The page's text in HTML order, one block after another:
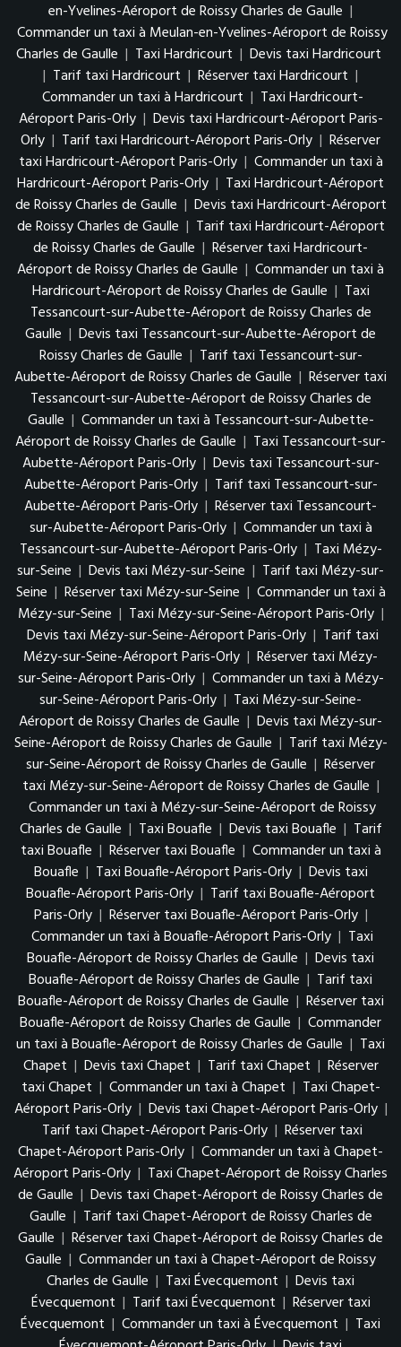
en-Yvelines-Aéroport de Roissy Charles de Gaulle |
Commander un taxi à Meulan-en-Yvelines-Aéroport de Roissy
Charles de Gaulle | Taxi Hardricourt | Devis taxi Hardricourt
| Tarif taxi Hardricourt | Réserver taxi Hardricourt |
Commander un taxi à Hardricourt | Taxi Hardricourt-
Aéroport Paris-Orly | Devis taxi Hardricourt-Aéroport Paris-
Orly | Tarif taxi Hardricourt-Aéroport Paris-Orly | Réserver
taxi Hardricourt-Aéroport Paris-Orly | Commander un taxi à
Hardricourt-Aéroport Paris-Orly | Taxi Hardricourt-Aéroport
de Roissy Charles de Gaulle | Devis taxi Hardricourt-Aéroport
de Roissy Charles de Gaulle | Tarif taxi Hardricourt-Aéroport
de Roissy Charles de Gaulle | Réserver taxi Hardricourt-
Aéroport de Roissy Charles de Gaulle | Commander un taxi à
Hardricourt-Aéroport de Roissy Charles de Gaulle | Taxi
Tessancourt-sur-Aubette-Aéroport de Roissy Charles de
Gaulle | Devis taxi Tessancourt-sur-Aubette-Aéroport de
Roissy Charles de Gaulle | Tarif taxi Tessancourt-sur-
Aubette-Aéroport de Roissy Charles de Gaulle | Réserver taxi
Tessancourt-sur-Aubette-Aéroport de Roissy Charles de
Gaulle | Commander un taxi à Tessancourt-sur-Aubette-
Aéroport de Roissy Charles de Gaulle | Taxi Tessancourt-sur-
Aubette-Aéroport Paris-Orly | Devis taxi Tessancourt-sur-
Aubette-Aéroport Paris-Orly | Tarif taxi Tessancourt-sur-
Aubette-Aéroport Paris-Orly | Réserver taxi Tessancourt-
sur-Aubette-Aéroport Paris-Orly | Commander un taxi à
Tessancourt-sur-Aubette-Aéroport Paris-Orly | Taxi Mézy-
sur-Seine | Devis taxi Mézy-sur-Seine | Tarif taxi Mézy-sur-
Seine | Réserver taxi Mézy-sur-Seine | Commander un taxi à
Mézy-sur-Seine | Taxi Mézy-sur-Seine-Aéroport Paris-Orly |
Devis taxi Mézy-sur-Seine-Aéroport Paris-Orly | Tarif taxi
Mézy-sur-Seine-Aéroport Paris-Orly | Réserver taxi Mézy-
sur-Seine-Aéroport Paris-Orly | Commander un taxi à Mézy-
sur-Seine-Aéroport Paris-Orly | Taxi Mézy-sur-Seine-
Aéroport de Roissy Charles de Gaulle | Devis taxi Mézy-sur-
Seine-Aéroport de Roissy Charles de Gaulle | Tarif taxi Mézy-
sur-Seine-Aéroport de Roissy Charles de Gaulle | Réserver
taxi Mézy-sur-Seine-Aéroport de Roissy Charles de Gaulle |
Commander un taxi à Mézy-sur-Seine-Aéroport de Roissy
Charles de Gaulle | Taxi Bouafle | Devis taxi Bouafle | Tarif
taxi Bouafle | Réserver taxi Bouafle | Commander un taxi à
Bouafle | Taxi Bouafle-Aéroport Paris-Orly | Devis taxi
Bouafle-Aéroport Paris-Orly | Tarif taxi Bouafle-Aéroport
Paris-Orly | Réserver taxi Bouafle-Aéroport Paris-Orly |
Commander un taxi à Bouafle-Aéroport Paris-Orly | Taxi
Bouafle-Aéroport de Roissy Charles de Gaulle | Devis taxi
Bouafle-Aéroport de Roissy Charles de Gaulle | Tarif taxi
Bouafle-Aéroport de Roissy Charles de Gaulle | Réserver taxi
Bouafle-Aéroport de Roissy Charles de Gaulle | Commander
un taxi à Bouafle-Aéroport de Roissy Charles de Gaulle | Taxi
Chapet | Devis taxi Chapet | Tarif taxi Chapet | Réserver
taxi Chapet | Commander un taxi à Chapet | Taxi Chapet-
Aéroport Paris-Orly | Devis taxi Chapet-Aéroport Paris-Orly |
Tarif taxi Chapet-Aéroport Paris-Orly | Réserver taxi
Chapet-Aéroport Paris-Orly | Commander un taxi à Chapet-
Aéroport Paris-Orly | Taxi Chapet-Aéroport de Roissy Charles
de Gaulle | Devis taxi Chapet-Aéroport de Roissy Charles de
Gaulle | Tarif taxi Chapet-Aéroport de Roissy Charles de
Gaulle | Réserver taxi Chapet-Aéroport de Roissy Charles de
Gaulle | Commander un taxi à Chapet-Aéroport de Roissy
Charles de Gaulle | Taxi Évecquemont | Devis taxi
Évecquemont | Tarif taxi Évecquemont | Réserver taxi
Évecquemont | Commander un taxi à Évecquemont | Taxi